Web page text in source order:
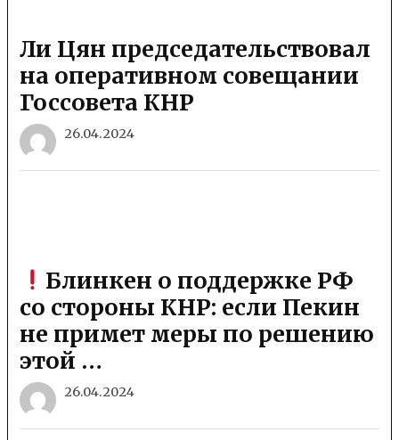
Ли Цян председательствовал
на оперативном совещании
Госсовета КНР
26.04.2024
Блинкен о поддержке РФ
со стороны КНР: если Пекин
не примет меры по решению
этой …
26.04.2024